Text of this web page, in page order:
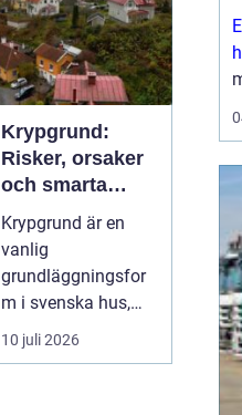
Krypgrund:
Risker, orsaker
och smarta
lösningar
Krypgrund är en
vanlig
grundläggningsfor
m i svenska hus,
men också en av de
mest uts...
10 juli 2026